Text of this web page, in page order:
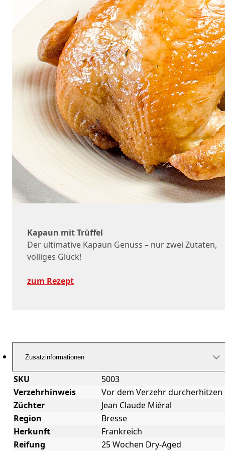
Kapaun mit Trüffel
Der ultimative Kapaun Genuss – nur zwei Zutaten,
völliges Glück!
zum Rezept
Zusatzinformationen
SKU
5003
Verzehrhinweis
Vor dem Verzehr durcherhitzen
Züchter
Jean Claude Miéral
Region
Bresse
Herkunft
Frankreich
Reifung
25 Wochen Dry-Aged